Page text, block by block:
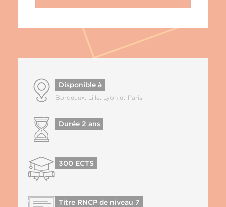
Disponible à
Bordeaux, Lille, Lyon et Paris
Durée 2 ans
300 ECTS
Titre RNCP de niveau 7